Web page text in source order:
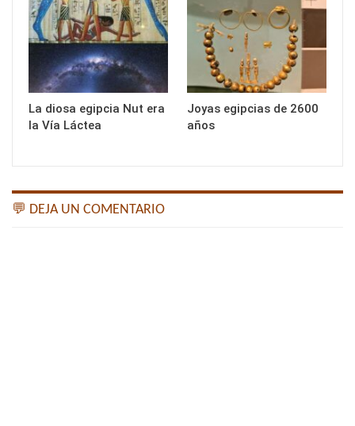
La diosa egipcia Nut era
la Vía Láctea
Joyas egipcias de 2600
años
💬 DEJA UN COMENTARIO